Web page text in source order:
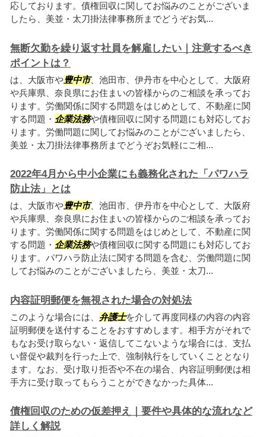
応しております。債権回収に関してお悩みのことがございま
したら、美並・太刀掛法律事務所までどうぞお気...
無断欠勤を繰り返す社員を解雇したい｜注意するべき
ポイントは？
は、大阪市や豊中市、池田市、伊丹市を中心として、大阪府
や兵庫県、奈良県にお住まいの皆様からのご相談を承ってお
ります。労働関係に関する問題をはじめとして、不動産に関
する問題・ 企業法務や債権回収に関する問題にも対応してお
ります。労働問題に関してお悩みのことがございましたら、
美並・太刀掛法律事務所までどうぞお気軽にご相...
2022年4月から中小企業にも義務化された「パワハラ
防止法」とは
は、大阪市や豊中市、池田市、伊丹市を中心として、大阪府
や兵庫県、奈良県にお住まいの皆様からのご相談を承ってお
ります。労働関係に関する問題をはじめとして、不動産に関
する問題・ 企業法務や債権回収に関する問題にも対応してお
ります。パワハラ防止法に関する問題を含む、労働問題に関
してお悩みのことがございましたら、美並・太刀...
内容証明郵便を無視された場合の対処法
このような場合には、 弁護士を介して再度同様の内容の内容
証明郵便を送付することをおすすめします。相手方がそれで
もなお受け取らない・返信してこないような場合には、支払
い督促や裁判を行った上で、強制執行をしていくこととなり
ます。なお、受け取り拒否や不在の場合、内容証明郵便は相
手方に受け取ってもらうことができなかった具体...
債権回収のための仮差押え｜要件や具体的な流れなど
詳しく解説